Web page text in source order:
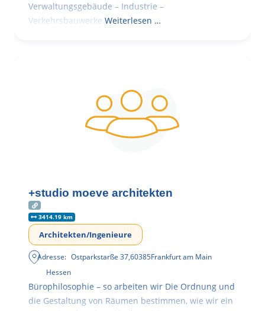
Verwaltungsgebäude – Industrie –
Verkehrsbauwerke. Weiterlesen …
+studio moeve architekten
3414.19 km
Architekten/Ingenieure
Adresse: Ostparkstarße 37,60385Frankfurt am Main
Hessen
Bürophilosophie – so arbeiten wir Die Ordnung und
die Gestaltung von Räumen bestimmen, wie wir ein